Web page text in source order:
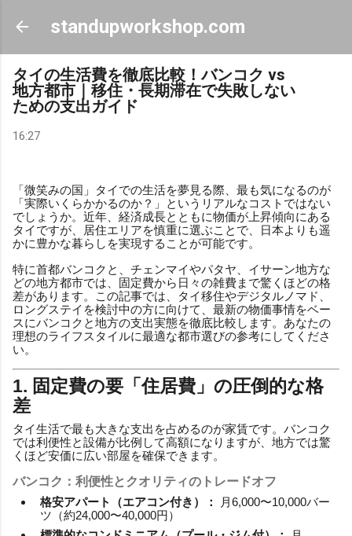
スキップしてメイン コンテンツに移動
standupworkshop.com
タイの生活費を徹底比較！バンコク vs
地方都市｜移住・長期滞在で失敗しない
ための支出ガイド
16:27
「微笑みの国」タイでの生活を夢見る際、最も気になるのが
「実際いくらかかるのか？」というリアルなコストではない
でしょうか。近年、経済成長とともに物価が上昇傾向にある
タイですが、居住エリアを慎重に選ぶことで、日本よりも遥
かに豊かな暮らしを実現することが可能です。
特に首都バンコクと、チェンマイやパタヤ、イサーン地方な
どの地方都市では、固定費から日々の雑費まで驚くほどの格
差があります。この記事では、タイ移住やデジタルノマド、
ロングステイを検討中の方に向けて、最新の物価事情をベー
スにバンコクと地方の支出実態を徹底比較します。あなたの
理想のライフスタイルに最適な都市選びの参考にしてくださ
い。
1. 固定費の要「住居費」の圧倒的な格
差
タイ生活で最も大きな支出を占めるのが家賃です。バンコク
では利便性と設備が比例して高額になりますが、地方では驚
くほど安価に広い部屋を確保できます。
バンコク：利便性とクオリティのトレードオフ
格安アパート（エアコン付き）：
月6,000〜10,000バー
ツ（約24,000〜40,000円）